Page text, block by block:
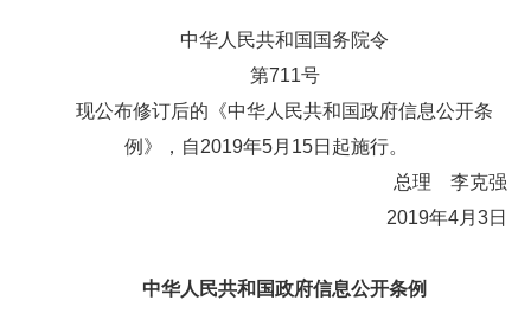
中华人民共和国国务院令
第711号
现公布修订后的《中华人民共和国政府信息公开条
例》，自2019年5月15日起施行。
总理 李克强
2019年4月3日
中华人民共和国政府信息公开条例